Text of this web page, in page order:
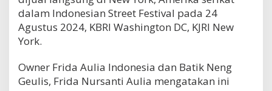
dalam Indonesian Street Festival pada 24
Agustus 2024, KBRI Washington DC, KJRI New
York.
Owner Frida Aulia Indonesia dan Batik Neng
Geulis, Frida Nursanti Aulia mengatakan ini